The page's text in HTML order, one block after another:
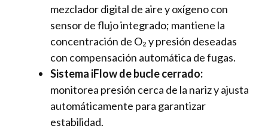
mezclador digital de aire y oxígeno con
sensor de flujo integrado; mantiene la
concentración de O₂ y presión deseadas
con compensación automática de fugas.
Sistema iFlow de bucle cerrado:
monitorea presión cerca de la nariz y ajusta
automáticamente para garantizar
estabilidad.